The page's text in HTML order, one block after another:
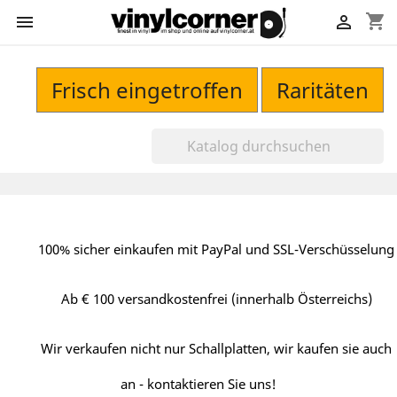
 shopping_cart

Frisch eingetroffen Raritäten
100% sicher einkaufen mit PayPal und SSL-Verschüsselung
Ab € 100 versandkostenfrei (innerhalb Österreichs)
Wir verkaufen nicht nur Schallplatten, wir kaufen sie auch
an - kontaktieren Sie uns!